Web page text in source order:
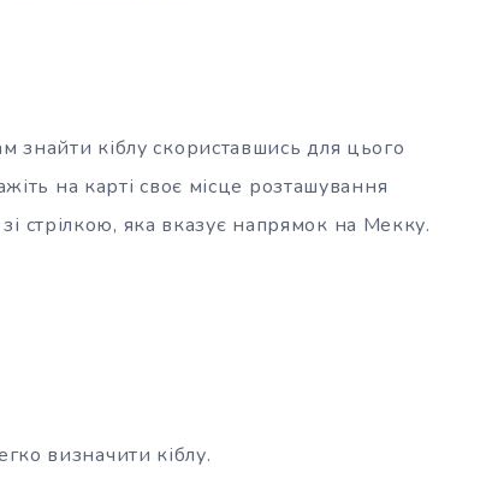
знайти кіблу скориставшись для цього
на карті своє місце розташування
зі стрілкою, яка вказує напрямок на Мекку.
визначити кіблу.